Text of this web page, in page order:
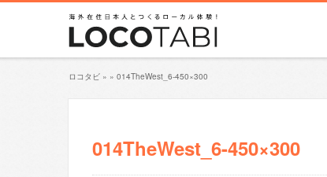
ロコタビ » » 014TheWest_6-450×300
014TheWest_6-450×300